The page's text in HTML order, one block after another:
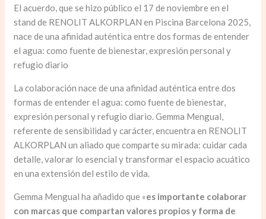
El acuerdo, que se hizo público el 17 de noviembre en el
stand de RENOLIT ALKORPLAN en Piscina Barcelona 2025,
nace de una afinidad auténtica entre dos formas de entender
el agua: como fuente de bienestar, expresión personal y
refugio diario
La colaboración nace de una afinidad auténtica entre dos
formas de entender el agua: como fuente de bienestar,
expresión personal y refugio diario. Gemma Mengual,
referente de sensibilidad y carácter, encuentra en RENOLIT
ALKORPLAN un aliado que comparte su mirada: cuidar cada
detalle, valorar lo esencial y transformar el espacio acuático
en una extensión del estilo de vida.
Gemma Mengual ha añadido que «es importante colaborar
con marcas que compartan valores propios y forma de